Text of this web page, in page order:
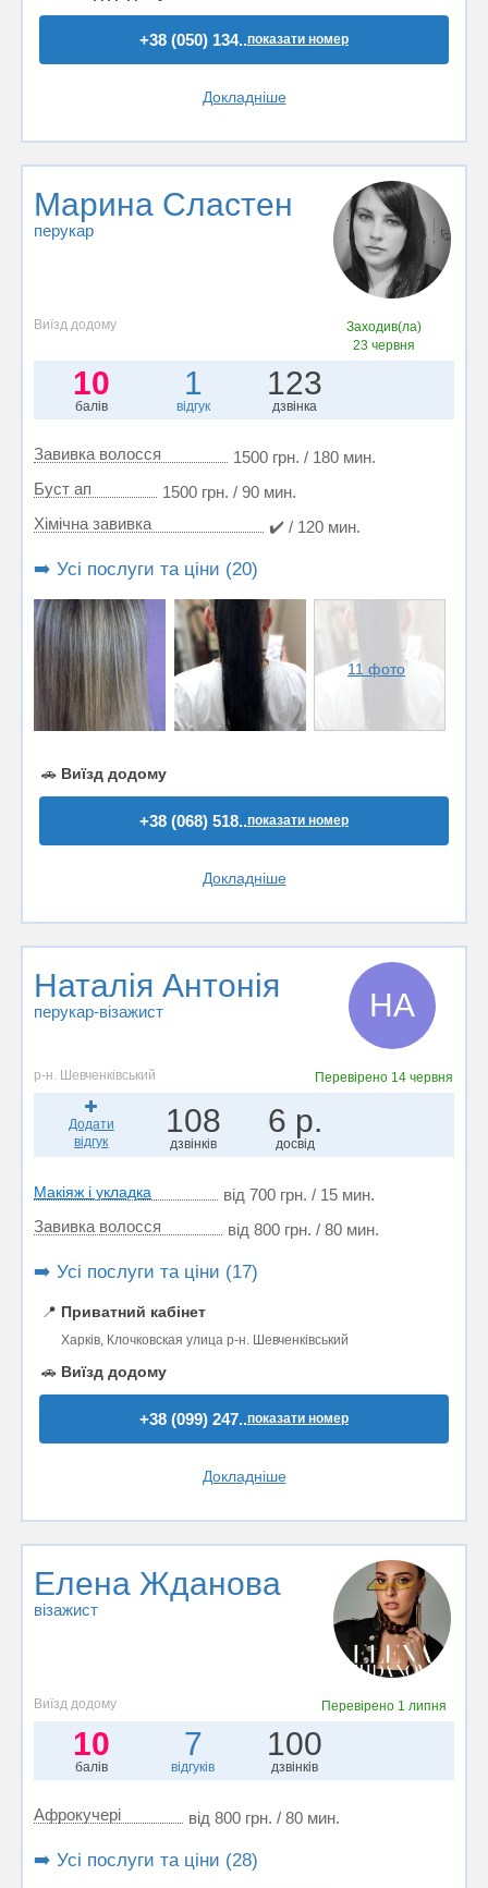
+38 (050) 134..показати номер
Докладніше
Марина Сластен
перукар
Виїзд додому
Заходив(ла)
23 червня
10
балів
1
відгук
123
дзвінка
Завивка волосся
1500 грн. / 180 мин.
Буст ап
1500 грн. / 90 мин.
Хімічна завивка
✔️ / 120 мин.
➡️ Усі послуги та ціни (20)
11 фото
🚗 Виїзд додому
+38 (068) 518..показати номер
Докладніше
Наталія Антонія
перукар-візажист НА
р-н. Шевченківський Перевірено 14 червня
Додати
відгук
108
дзвінків
6 р.
досвід
Макіяж і укладка
від 700 грн. / 15 мин.
Завивка волосся
від 800 грн. / 80 мин.
➡️ Усі послуги та ціни (17)
📍 Приватний кабінет
Харків, Клочковская улица р-н. Шевченківський
🚗 Виїзд додому
+38 (099) 247..показати номер
Докладніше
Елена Жданова
візажист
Виїзд додому Перевірено 1 липня
10
балів
7
відгуків
100
дзвінків
Афрокучері від 800 грн. / 80 мин.
➡️ Усі послуги та ціни (28)